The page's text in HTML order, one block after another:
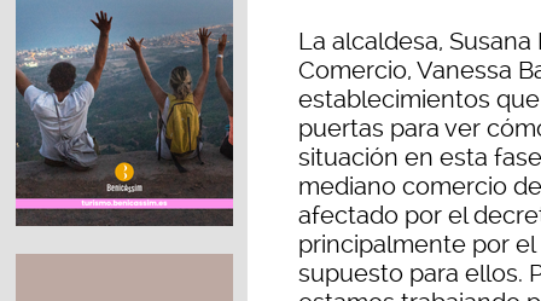
La alcaldesa,
Comercio, Vanessa
establecimientos
puertas para ver
situación en esta
mediano comercio
afectado por el
principalmente por
supuesto para ellos.